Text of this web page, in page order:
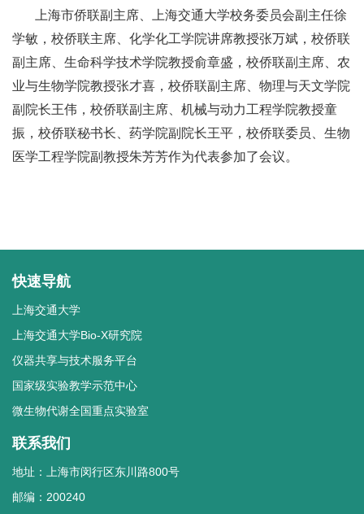
上海市侨联副主席、上海交通大学校务委员会副主任徐
学敏，校侨联主席、化学化工学院讲席教授张万斌，校侨联
副主席、生命科学技术学院教授俞章盛，校侨联副主席、农
业与生物学院教授张才喜，校侨联副主席、物理与天文学院
副院长王伟，校侨联副主席、机械与动力工程学院教授童
振，校侨联秘书长、药学院副院长王平，校侨联委员、生物
医学工程学院副教授朱芳芳作为代表参加了会议。
快速导航
上海交通大学
上海交通大学Bio-X研究院
仪器共享与技术服务平台
国家级实验教学示范中心
微生物代谢全国重点实验室
联系我们
地址：上海市闵行区东川路800号
邮编：200240